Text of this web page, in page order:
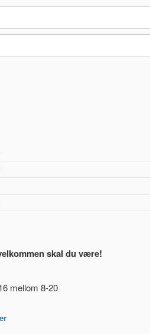
skal du være!
mellom 8-20